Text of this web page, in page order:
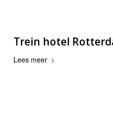
Trein hotel
Lees meer